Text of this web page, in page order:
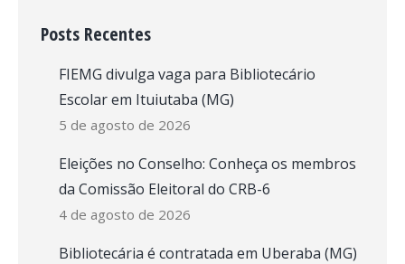
Posts Recentes
FIEMG divulga vaga para Bibliotecário
Escolar em Ituiutaba (MG)
5 de agosto de 2026
Eleições no Conselho: Conheça os membros
da Comissão Eleitoral do CRB-6
4 de agosto de 2026
Bibliotecária é contratada em Uberaba (MG)